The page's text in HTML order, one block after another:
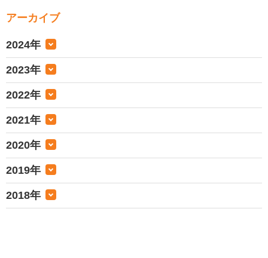
アーカイブ
2024年
2023年
2022年
2021年
2020年
2019年
2018年